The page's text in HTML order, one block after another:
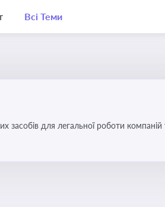
Всі Теми
для легальної роботи компаній